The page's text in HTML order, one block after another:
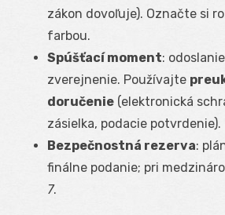
zákon dovoľuje). Označte si
farbou.
Spúšťací moment:
zverejnenie. Používajte
doručenie (elektronická
zásielka, podacie potvrdenie).
Bezpečnostná rezerva:
finálne podanie; pri
7.